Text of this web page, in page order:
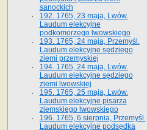
sanockich
192. 1765, 23 maja, Lwów.
Laudum elekcyjne
podkomorzego lwowskiego
193. 1765, 24 maja, Przemyśl.
Laudum elekcyjne sędziego
ziemi przemyskiej
194. 1765, 24 maja, Lwów.
Laudum elekcyjne sędziego
ziemi lwowskiej
195. 1765, 25 maja, Lwów.
Laudum elekcyjne pisarza
ziemskiego lwowskiego
196. 1765, 6 sierpnia, Przemyśl.
Laudum elekcyjne podsędka